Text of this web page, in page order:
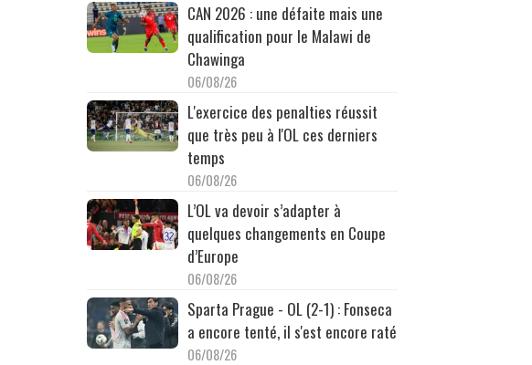
CAN 2026 : une défaite mais une
qualification pour le Malawi de
Chawinga
06/08/26
L'exercice des penalties réussit
que très peu à l'OL ces derniers
temps
06/08/26
L’OL va devoir s’adapter à
quelques changements en Coupe
d’Europe
06/08/26
Sparta Prague - OL (2-1) : Fonseca
a encore tenté, il s'est encore raté
06/08/26